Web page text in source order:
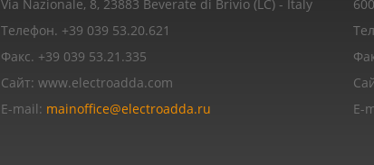
Via Nazionale, 8, 23883 Beverate di Brivio (LC) - Italy
Телефон. +39 039 53.20.621
Факс. +39 039 53.21.335
Сайт: www.electroadda.com
E-mail: mainoffice@electroadda.ru
E-